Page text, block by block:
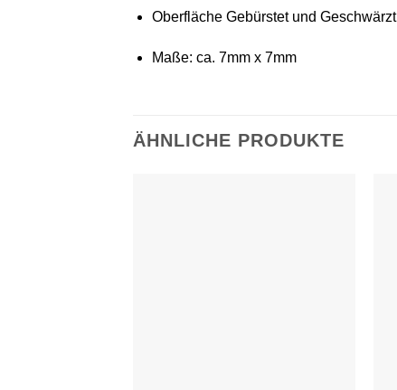
Oberfläche Gebürstet und Geschwärzt
Maße: ca. 7mm x 7mm
ÄHNLICHE PRODUKTE